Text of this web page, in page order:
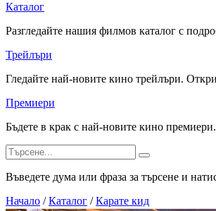
Каталог
Разгледайте нашия филмов каталог с
Трейлъри
Гледайте най-новите кино трейлъри.
Премиери
Бъдете в крак с най-новите кино
Въведете дума или фраза за търсене и
Начало / Каталог / Карате кид